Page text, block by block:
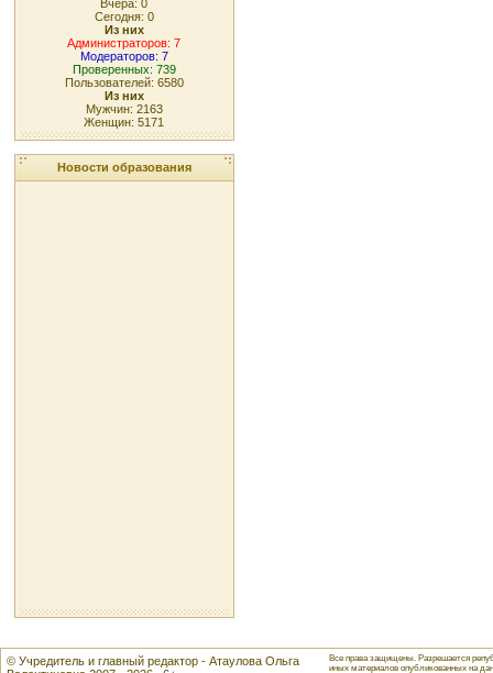
Вчера: 0
Сегодня: 0
Из них
Администраторов: 7
Модераторов: 7
Проверенных: 739
Пользователей: 6580
Из них
Мужчин: 2163
Женщин: 5171
Новости образования
© Учредитель и главный редактор - Атаулова Ольга
Все права защищены. Разрешается
иных материалов опубликованных на